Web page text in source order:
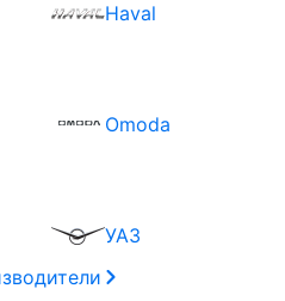
Haval
Omoda
УАЗ